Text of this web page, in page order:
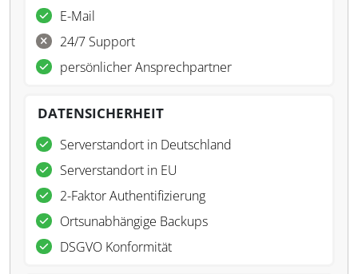
E-Mail
24/7 Support
persönlicher Ansprechpartner
DATENSICHERHEIT
Serverstandort in Deutschland
Serverstandort in EU
2-Faktor Authentifizierung
Ortsunabhängige Backups
DSGVO Konformität